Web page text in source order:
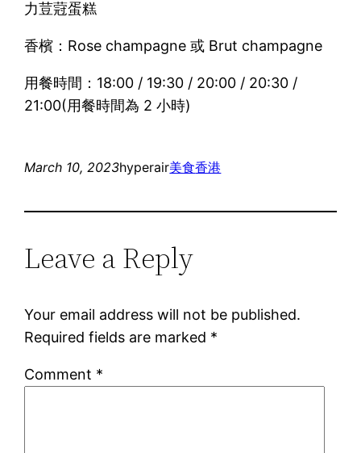
力荳蒄蛋糕
香檳：Rose champagne 或 Brut champagne
用餐時間：18:00 / 19:30 / 20:00 / 20:30 /
21:00(用餐時間為 2 小時)
March 10, 2023hyperair美食香港
Leave a Reply
Your email address will not be published.
Required fields are marked *
Comment *